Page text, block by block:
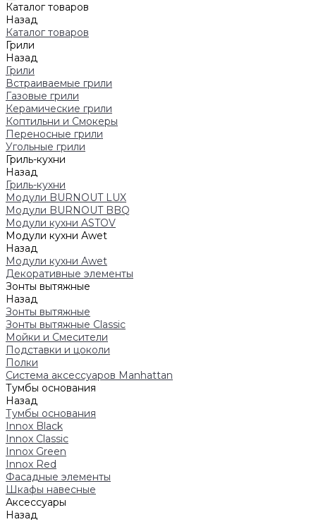
Каталог товаров
Назад
Каталог товаров
Грили
Назад
Грили
Встраиваемые грили
Газовые грили
Керамические грили
Коптильни и Смокеры
Переносные грили
Угольные грили
Гриль-кухни
Назад
Гриль-кухни
Модули BURNOUT LUX
Модули BURNOUT BBQ
Модули кухни ASTOV
Модули кухни Аwet
Назад
Модули кухни Аwet
Декоративные элементы
Зонты вытяжные
Назад
Зонты вытяжные
Зонты вытяжные Classic
Мойки и Смесители
Подставки и цоколи
Полки
Система аксессуаров Manhattan
Тумбы основания
Назад
Тумбы основания
Innox Black
Innox Classic
Innox Green
Innox Red
Фасадные элементы
Шкафы навесные
Аксессуары
Назад